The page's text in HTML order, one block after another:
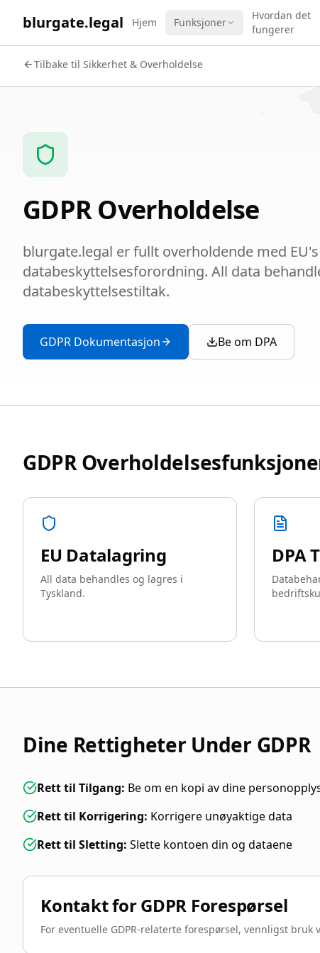
blurgate.legal Hjem Funksjoner
Hvordan det
fungerer
Tilbake til Sikkerhet & Overholdelse
GDPR Overholdelse
blurgate.legal er fullt overholdende med
databeskyttelsesforordning. All data
databeskyttelsestiltak.
GDPR Dokumentasjon Be om DPA
GDPR
EU Datalagring
All data behandles og lagres i
Tyskland.
DPA
Dine Rettigheter Under GDPR
Rett til Tilgang: Be om en kopi av dine
Rett til Korrigering: Korrigere unøyaktige data
Rett til Sletting: Slette kontoen din og dataene
Kontakt for GDPR Forespørsel
For eventuelle GDPR-relaterte forespørsel, vennligst